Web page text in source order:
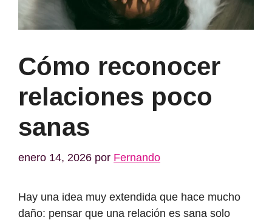
Cómo reconocer
relaciones poco
sanas
enero 14, 2026 por Fernando
Hay una idea muy extendida que hace mucho
daño: pensar que una relación es sana solo